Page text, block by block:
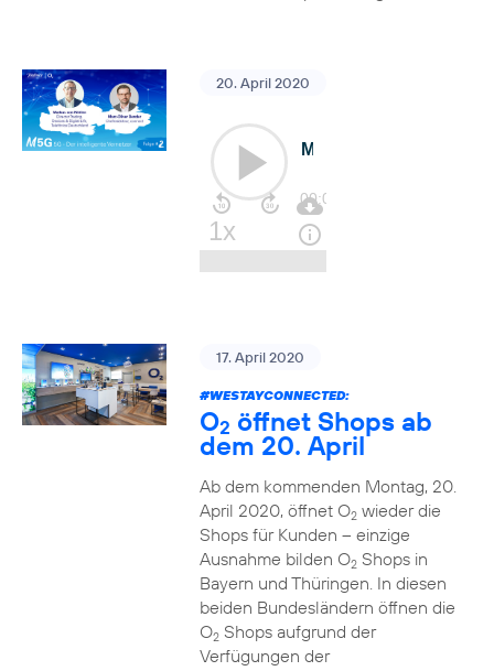
20. April 2020
17. April 2020
#WESTAYCONNECTED:
O2 öffnet Shops ab
dem 20. April
Ab dem kommenden Montag, 20.
April 2020, öffnet O2wieder die
Shops für Kunden – einzige
Ausnahme bilden O2Shops in
Bayern und Thüringen. In diesen
beiden Bundesländern öffnen die
O2Shops aufgrund der
Verfügungen der